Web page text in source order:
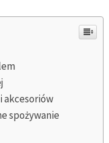
akcesoriów
spożywanie